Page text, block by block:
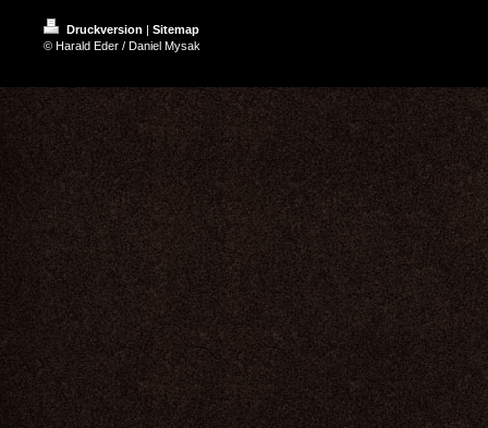
Druckversion | Sitemap
© Harald Eder / Daniel Mysak